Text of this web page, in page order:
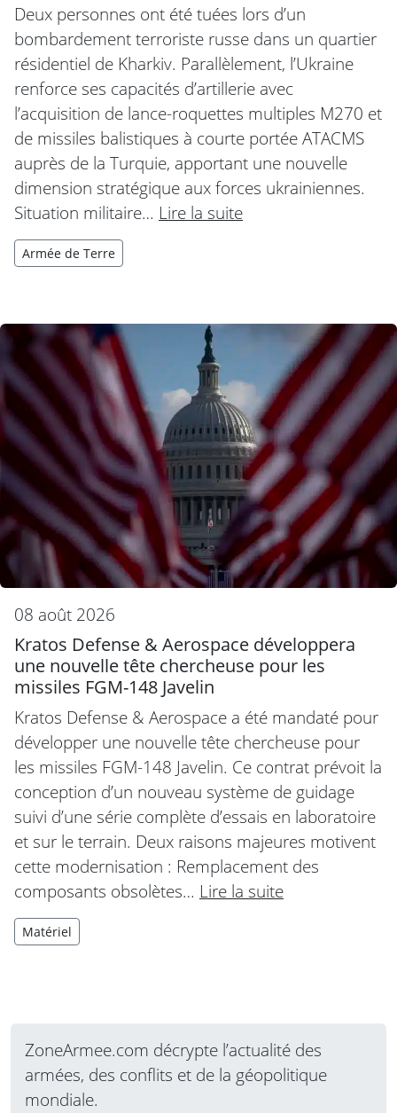
Deux personnes ont été tuées lors d’un
bombardement terroriste russe dans un quartier
résidentiel de Kharkiv. Parallèlement, l’Ukraine
renforce ses capacités d’artillerie avec
l’acquisition de lance-roquettes multiples M270 et
de missiles balistiques à courte portée ATACMS
auprès de la Turquie, apportant une nouvelle
dimension stratégique aux forces ukrainiennes.
Situation militaire… Lire la suite
Armée de Terre
08 août 2026
Kratos Defense & Aerospace développera
une nouvelle tête chercheuse pour les
missiles FGM-148 Javelin
Kratos Defense & Aerospace a été mandaté pour
développer une nouvelle tête chercheuse pour
les missiles FGM-148 Javelin. Ce contrat prévoit la
conception d’un nouveau système de guidage
suivi d’une série complète d’essais en laboratoire
et sur le terrain. Deux raisons majeures motivent
cette modernisation : Remplacement des
composants obsolètes… Lire la suite
Matériel
ZoneArmee.com décrypte l’actualité des
armées, des conflits et de la géopolitique
mondiale.